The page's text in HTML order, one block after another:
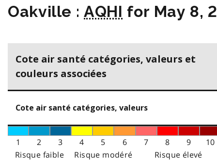
Oakville :AQHI for May 8,
Cote air santé catégories, valeurs et
couleurs associées
Cote air santé catégories, valeurs
1 2 3 4 5 6 7 8 9
10
Risque faible
Risque modéré
Risque élevé